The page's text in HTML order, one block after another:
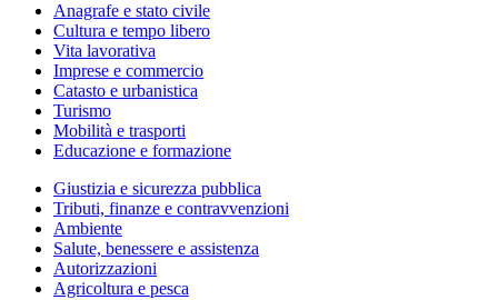
Anagrafe e stato civile
Cultura e tempo libero
Vita lavorativa
Imprese e commercio
Catasto e urbanistica
Turismo
Mobilità e trasporti
Educazione e formazione
Giustizia e sicurezza pubblica
Tributi, finanze e contravvenzioni
Ambiente
Salute, benessere e assistenza
Autorizzazioni
Agricoltura e pesca